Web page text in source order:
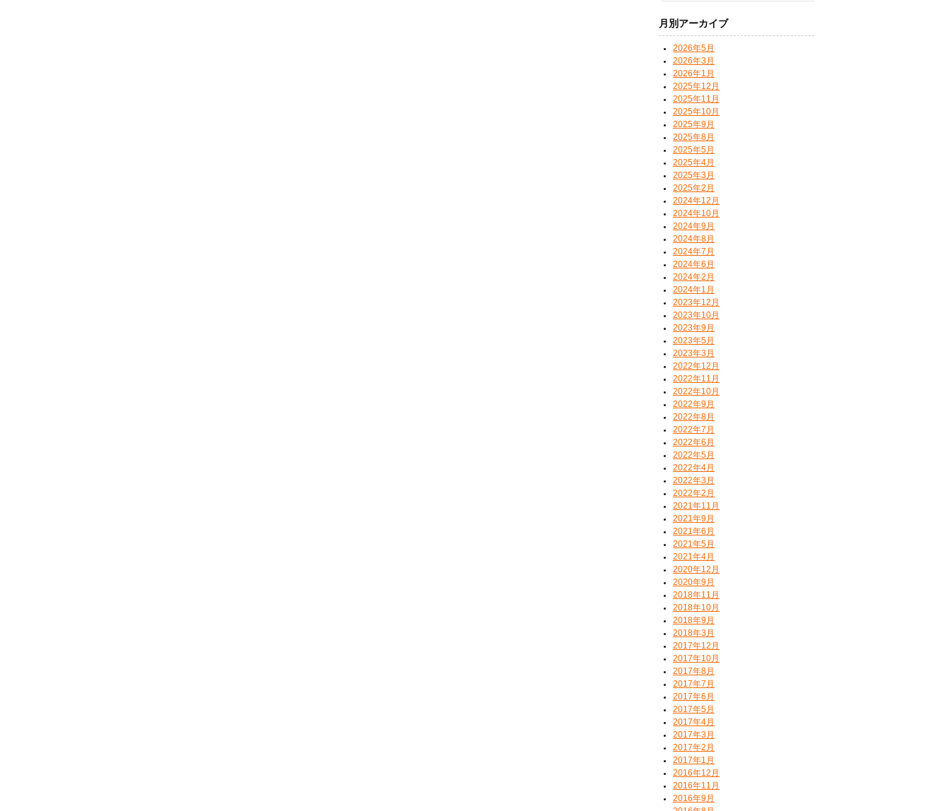
月別アーカイブ
2026年5月
2026年3月
2026年1月
2025年12月
2025年11月
2025年10月
2025年9月
2025年8月
2025年5月
2025年4月
2025年3月
2025年2月
2024年12月
2024年10月
2024年9月
2024年8月
2024年7月
2024年6月
2024年2月
2024年1月
2023年12月
2023年10月
2023年9月
2023年5月
2023年3月
2022年12月
2022年11月
2022年10月
2022年9月
2022年8月
2022年7月
2022年6月
2022年5月
2022年4月
2022年3月
2022年2月
2021年11月
2021年9月
2021年6月
2021年5月
2021年4月
2020年12月
2020年9月
2018年11月
2018年10月
2018年9月
2018年3月
2017年12月
2017年10月
2017年8月
2017年7月
2017年6月
2017年5月
2017年4月
2017年3月
2017年2月
2017年1月
2016年12月
2016年11月
2016年9月